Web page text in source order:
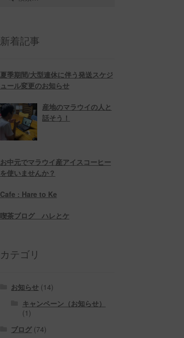
新着記事
夏季期間/大型連休に伴う発送スケジ
ュール変更のお知らせ
産地のマラウイの人と
話そう！
お中元でマラウイ産アイスコーヒー
を使いませんか？
Cafe : Hare to Ke
喫茶ブログ ハレとケ
カテゴリ
お知らせ (14)
キャンペーン（お知らせ）
(1)
ブログ (74)